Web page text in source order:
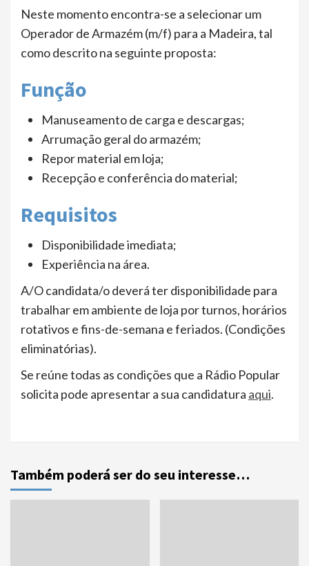
Neste momento encontra-se a selecionar um
Operador de Armazém (m/f) para a Madeira, tal
como descrito na seguinte proposta:
Função
Manuseamento de carga e descargas;
Arrumação geral do armazém;
Repor material em loja;
Recepção e conferência do material;
Requisitos
Disponibilidade imediata;
Experiência na área.
A/O candidata/o deverá ter disponibilidade para
trabalhar em ambiente de loja por turnos, horários
rotativos e fins-de-semana e feriados. (Condições
eliminatórias).
Se reúne todas as condições que a Rádio Popular
solicita pode apresentar a sua candidatura aqui.
Também poderá ser do seu interesse…